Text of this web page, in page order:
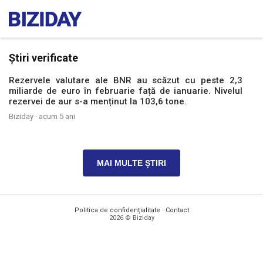
Știri verificate
Rezervele valutare ale BNR au scăzut cu peste 2,3
miliarde de euro în februarie față de ianuarie. Nivelul
rezervei de aur s-a menținut la 103,6 tone.
Biziday · acum 5 ani
MAI MULTE ȘTIRI
Politica de confidențialitate · Contact
2026 © Biziday